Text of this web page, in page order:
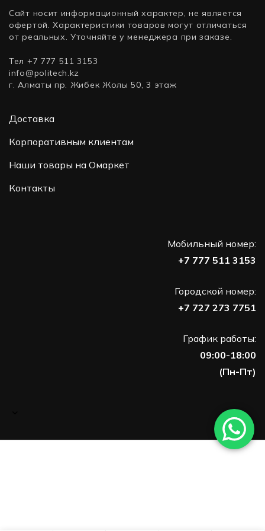
Сайт носит информационный характер, не является
офертой. Характеристики товаров могут отличаться
от реальных. Уточняйте у менеджера при заказе.
Тел +7 777 511 3153
info@politech.kz
г. Алматы пр. Жибек Жолы 50, 3 этаж
Доставка
Корпоративным клиентам
Наши товары на Омаркет
Контакты
Мобильный номер:
+7 777 511 3153
Городской номер:
+7 727 273 7751
График работы:
09:00-18:00
(Пн-Пт)